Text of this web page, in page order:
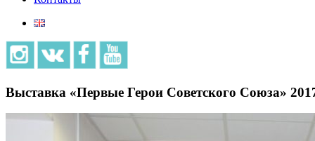
Выставка «Первые Герои Советского Союза»